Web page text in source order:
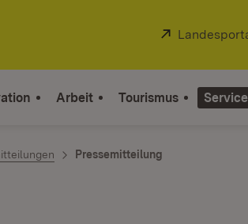
Extern:
Arbeit Tourismus Service
Pressemitteilung